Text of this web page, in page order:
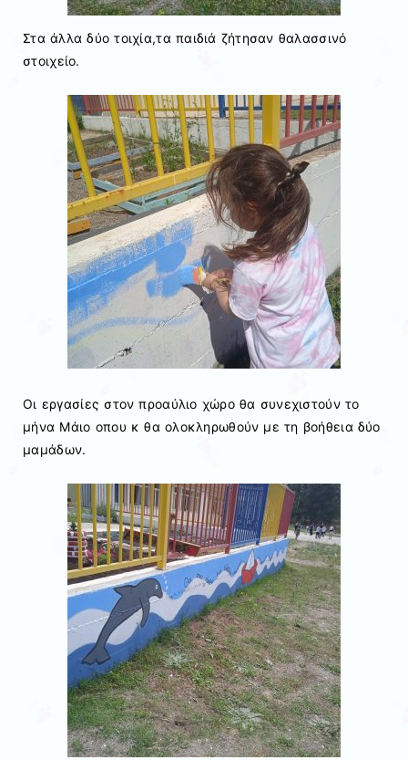
Στα άλλα δύο τοιχία,τα παιδιά ζήτησαν θαλασσινό
στοιχείο.
Οι εργασίες στον προαύλιο χώρο θα συνεχιστούν το
μήνα Μάιο οπου κ θα ολοκληρωθούν με τη βοήθεια δύο
μαμάδων.